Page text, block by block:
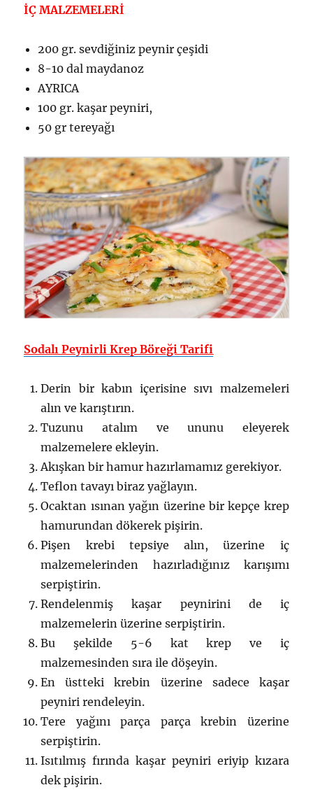
İÇ MALZEMELERİ
200 gr. sevdiğiniz peynir çeşidi
8-10 dal maydanoz
AYRICA
100 gr. kaşar peyniri,
50 gr tereyağı
Sodalı Peynirli Krep Böreği Tarifi
Derin bir kabın içerisine sıvı malzemeleri
alın ve karıştırın.
Tuzunu atalım ve ununu eleyerek
malzemelere ekleyin.
Akışkan bir hamur hazırlamamız gerekiyor.
Teflon tavayı biraz yağlayın.
Ocaktan ısınan yağın üzerine bir kepçe krep
hamurundan dökerek pişirin.
Pişen krebi tepsiye alın, üzerine iç
malzemelerinden hazırladığınız karışımı
serpiştirin.
Rendelenmiş kaşar peynirini de iç
malzemelerin üzerine serpiştirin.
Bu şekilde 5-6 kat krep ve iç
malzemesinden sıra ile döşeyin.
En üstteki krebin üzerine sadece kaşar
peyniri rendeleyin.
Tere yağını parça parça krebin üzerine
serpiştirin.
Isıtılmış fırında kaşar peyniri eriyip kızara
dek pişirin.